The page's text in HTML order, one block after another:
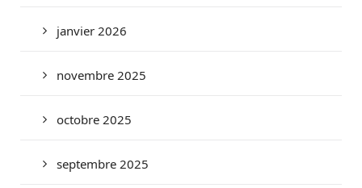
janvier 2026
novembre 2025
octobre 2025
septembre 2025